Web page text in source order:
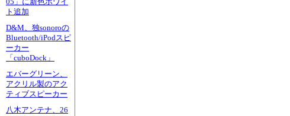
05」に新色ホワイ
ト追加
D&M、独sonoroの
Bluetooth/iPodスピ
ーカー
「cuboDock」
エバーグリーン、
アクリル製のアク
ティブスピーカー
八木アンテナ、26